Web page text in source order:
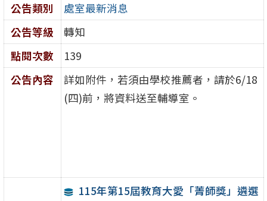
公告類別
處室最新消息
公告等級
轉知
點閱次數
139
公告內容
詳如附件，若須由學校推薦者，請於6/18
(四)前，將資料送至輔導室。
115年第15屆教育大愛「菁師獎」遴選